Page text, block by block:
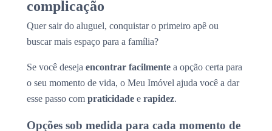
complicação
Quer sair do aluguel, conquistar o primeiro apê ou
buscar mais espaço para a família?
Se você deseja encontrar facilmente a opção certa para
o seu momento de vida, o Meu Imóvel ajuda você a dar
esse passo com praticidade e rapidez.
Opções sob medida para cada momento de